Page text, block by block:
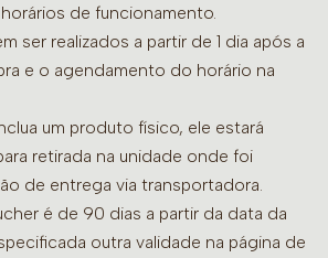
de funcionamento.
ser realizados a partir de 1 dia após a
e o agendamento do horário na
um produto físico, ele estará
retirada na unidade onde foi
de entrega via transportadora.
é de 90 dias a partir da data da
outra validade na página de